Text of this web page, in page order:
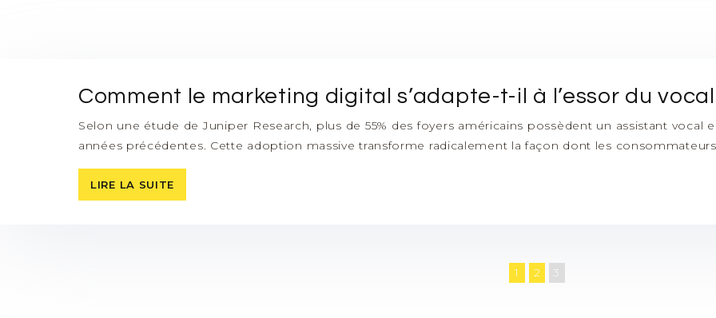
Comment le marketing digital s’adapte-t-il à l’essor du
Selon une étude de Juniper Research, plus de 55% des foyers américains possèdent un assistant
années précédentes. Cette adoption massive transforme radicalement la façon dont les
LIRE LA SUITE
1 2 3